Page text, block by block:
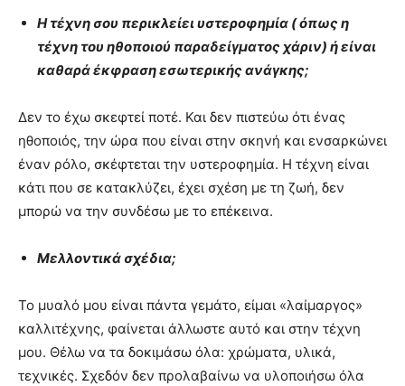
Η τέχνη σου περικλείει υστεροφημία ( όπως η
τέχνη του ηθοποιού παραδείγματος χάριν) ή είναι
καθαρά έκφραση εσωτερικής ανάγκης;
Δεν το έχω σκεφτεί ποτέ. Και δεν πιστεύω ότι ένας
ηθοποιός, την ώρα που είναι στην σκηνή και ενσαρκώνει
έναν ρόλο, σκέφτεται την υστεροφημία. Η τέχνη είναι
κάτι που σε κατακλύζει, έχει σχέση με τη ζωή, δεν
μπορώ να την συνδέσω με το επέκεινα.
Μελλοντικά σχέδια;
Το μυαλό μου είναι πάντα γεμάτο, είμαι «λαίμαργος»
καλλιτέχνης, φαίνεται άλλωστε αυτό και στην τέχνη
μου. Θέλω να τα δοκιμάσω όλα: χρώματα, υλικά,
τεχνικές. Σχεδόν δεν προλαβαίνω να υλοποιήσω όλα